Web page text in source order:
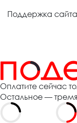
Поддержка
Оплатите сейчас
Остальное —